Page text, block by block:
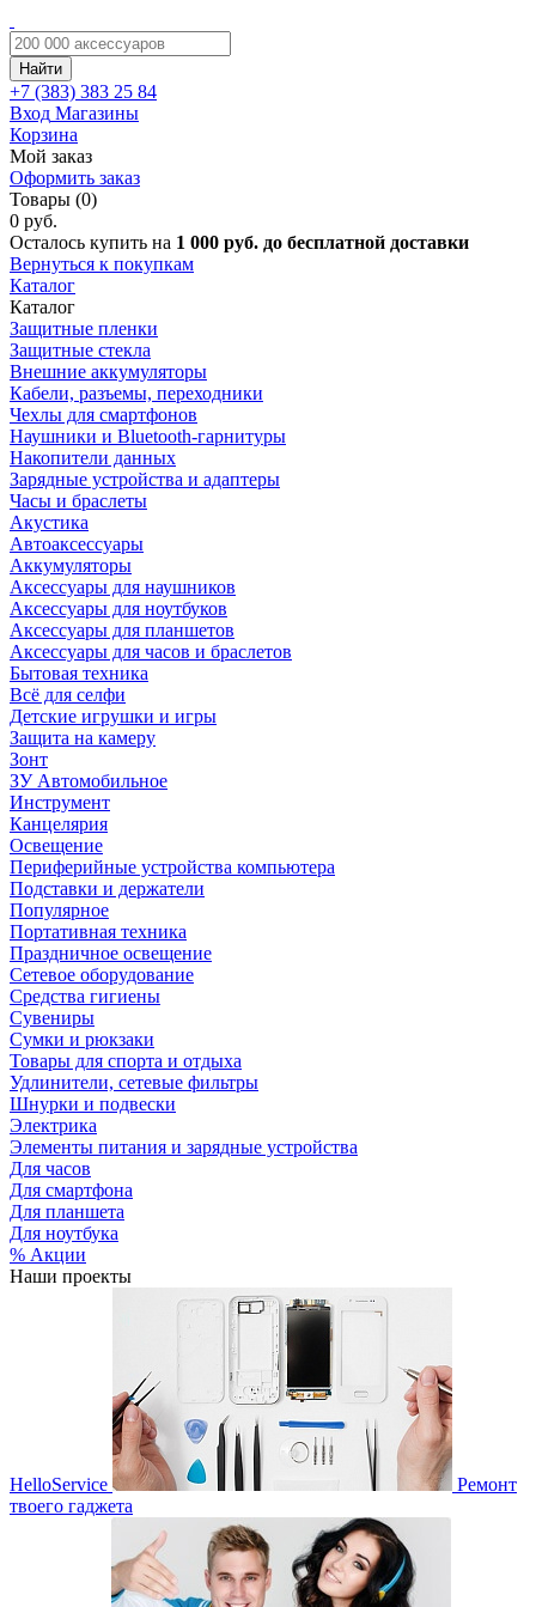
Найти
+7 (383) 383 25 84
Вход Магазины
Корзина
Мой заказ
Оформить заказ
Товары (0)
0 руб.
Осталось купить на 1 000 руб. до бесплатной доставки
Вернуться к покупкам
Каталог
Каталог
Защитные пленки
Защитные стекла
Внешние аккумуляторы
Кабели, разъемы, переходники
Чехлы для смартфонов
Наушники и Bluetooth-гарнитуры
Накопители данных
Зарядные устройства и адаптеры
Часы и браслеты
Акустика
Автоаксессуары
Аккумуляторы
Аксессуары для наушников
Аксессуары для ноутбуков
Аксессуары для планшетов
Аксессуары для часов и браслетов
Бытовая техника
Всё для селфи
Детские игрушки и игры
Защита на камеру
Зонт
ЗУ Автомобильное
Инструмент
Канцелярия
Освещение
Периферийные устройства компьютера
Подставки и держатели
Популярное
Портативная техника
Праздничное освещение
Сетевое оборудование
Средства гигиены
Сувениры
Сумки и рюкзаки
Товары для спорта и отдыха
Удлинители, сетевые фильтры
Шнурки и подвески
Электрика
Элементы питания и зарядные устройства
Для часов
Для смартфона
Для планшета
Для ноутбука
% Акции
Наши проекты
HelloService
Ремонт
твоего гаджета